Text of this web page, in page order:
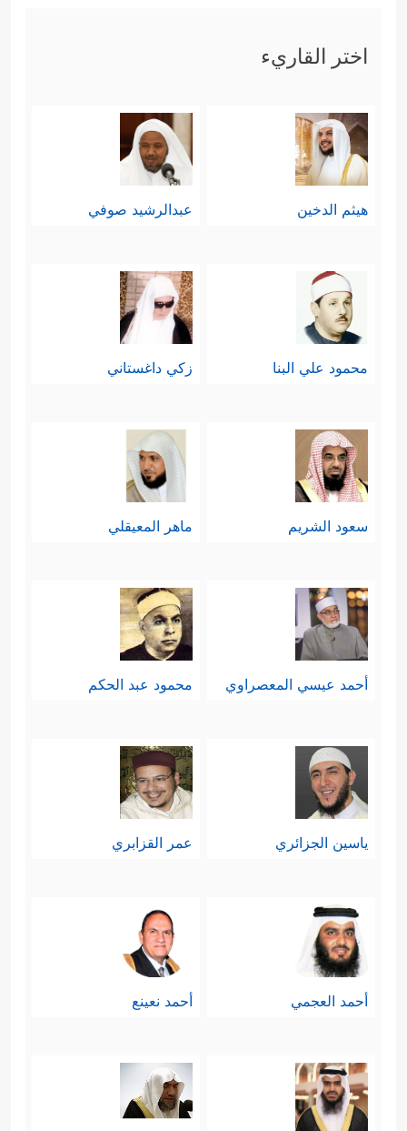
اختر القاريء
هيثم الدخين عبدالرشيد صوفي
محمود علي البنا زكي داغستاني
سعود الشريم ماهر المعيقلي
أحمد عيسي المعصراوي محمود عبد الحكم
ياسين الجزائري عمر القزابري
أحمد العجمي أحمد نعينع